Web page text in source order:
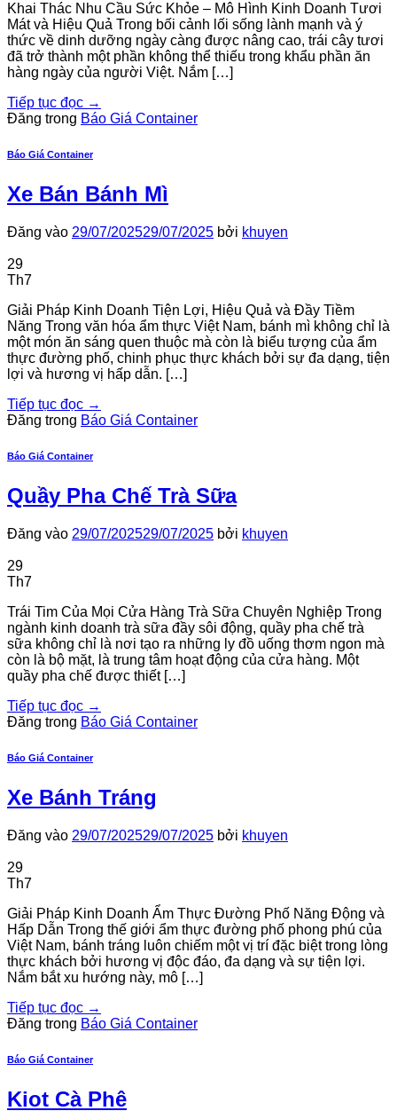
Khai Thác Nhu Cầu Sức Khỏe – Mô Hình Kinh Doanh Tươi
Mát và Hiệu Quả Trong bối cảnh lối sống lành mạnh và ý
thức về dinh dưỡng ngày càng được nâng cao, trái cây tươi
đã trở thành một phần không thể thiếu trong khẩu phần ăn
hàng ngày của người Việt. Nắm […]
Tiếp tục đọc →
Đăng trong Báo Giá Container
Báo Giá Container
Xe Bán Bánh Mì
Đăng vào 29/07/202529/07/2025 bởi khuyen
29
Th7
Giải Pháp Kinh Doanh Tiện Lợi, Hiệu Quả và Đầy Tiềm
Năng Trong văn hóa ẩm thực Việt Nam, bánh mì không chỉ là
một món ăn sáng quen thuộc mà còn là biểu tượng của ẩm
thực đường phố, chinh phục thực khách bởi sự đa dạng, tiện
lợi và hương vị hấp dẫn. […]
Tiếp tục đọc →
Đăng trong Báo Giá Container
Báo Giá Container
Quầy Pha Chế Trà Sữa
Đăng vào 29/07/202529/07/2025 bởi khuyen
29
Th7
Trái Tim Của Mọi Cửa Hàng Trà Sữa Chuyên Nghiệp Trong
ngành kinh doanh trà sữa đầy sôi động, quầy pha chế trà
sữa không chỉ là nơi tạo ra những ly đồ uống thơm ngon mà
còn là bộ mặt, là trung tâm hoạt động của cửa hàng. Một
quầy pha chế được thiết […]
Tiếp tục đọc →
Đăng trong Báo Giá Container
Báo Giá Container
Xe Bánh Tráng
Đăng vào 29/07/202529/07/2025 bởi khuyen
29
Th7
Giải Pháp Kinh Doanh Ẩm Thực Đường Phố Năng Động và
Hấp Dẫn Trong thế giới ẩm thực đường phố phong phú của
Việt Nam, bánh tráng luôn chiếm một vị trí đặc biệt trong lòng
thực khách bởi hương vị độc đáo, đa dạng và sự tiện lợi.
Nắm bắt xu hướng này, mô […]
Tiếp tục đọc →
Đăng trong Báo Giá Container
Báo Giá Container
Kiot Cà Phê